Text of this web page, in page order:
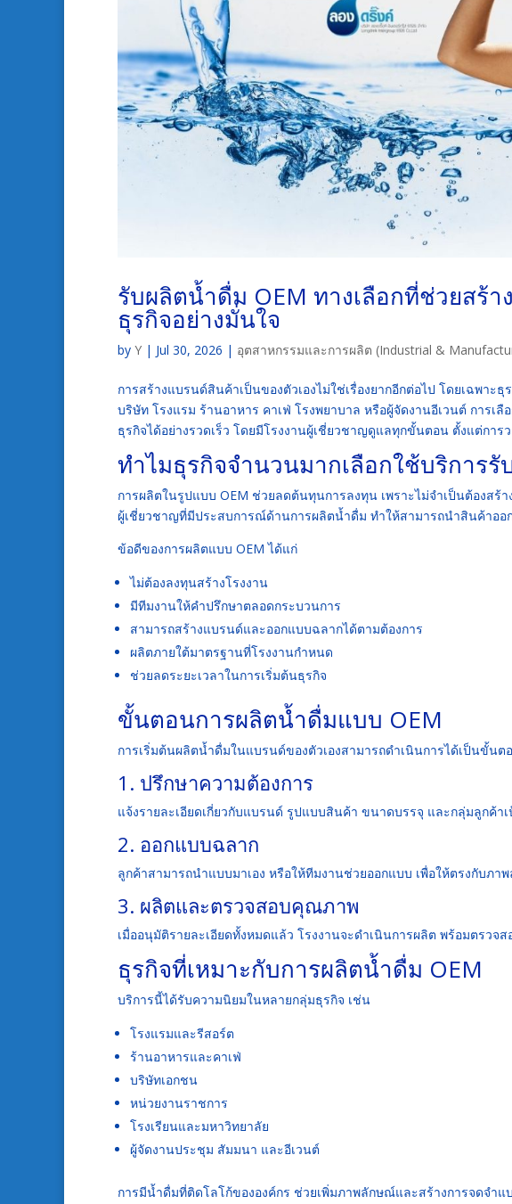
รับผลิตน้ำดื่ม OEM ทางเลือกที่ช่วยสร้
ธุรกิจอย่างมั่นใจ
by Y | Jul 30, 2026 | อุตสาหกรรมและการผลิต (Industrial &
การสร้างแบรนด์สินค้าเป็นของตัวเองไม่ใช่เรื่องยากอีกต่อไป โดยเฉพาะ
บริษัท โรงแรม ร้านอาหาร คาเฟ่ โรงพยาบาล หรือผู้จัดงานอีเวนต์ การเลื
ธุรกิจได้อย่างรวดเร็ว โดยมีโรงงานผู้เชี่ยวชาญดูแลทุกขั้นตอน ตั้งแต่กา
ทำไมธุรกิจจำนวนมากเลือกใช้บริการ
การผลิตในรูปแบบ OEM ช่วยลดต้นทุนการลงทุน เพราะไม่จำเป็นต้องสร้
ผู้เชี่ยวชาญที่มีประสบการณ์ด้านการผลิตน้ำดื่ม ทำให้สามารถนำสินค้าออ
ข้อดีของการผลิตแบบ OEM ได้แก่
ไม่ต้องลงทุนสร้างโรงงาน
มีทีมงานให้คำปรึกษาตลอดกระบวนการ
สามารถสร้างแบรนด์และออกแบบฉลากได้ตามต้องการ
ผลิตภายใต้มาตรฐานที่โรงงานกำหนด
ช่วยลดระยะเวลาในการเริ่มต้นธุรกิจ
ขั้นตอนการผลิตน้ำดื่มแบบ OEM
การเริ่มต้นผลิตน้ำดื่มในแบรนด์ของตัวเองสามารถดำเนินการได้เป็นขั้นต
1. ปรึกษาความต้องการ
แจ้งรายละเอียดเกี่ยวกับแบรนด์ รูปแบบสินค้า ขนาดบรรจุ และกลุ่มลูกค้า
2. ออกแบบฉลาก
ลูกค้าสามารถนำแบบมาเอง หรือให้ทีมงานช่วยออกแบบ เพื่อให้ตรงกับภ
3. ผลิตและตรวจสอบคุณภาพ
เมื่ออนุมัติรายละเอียดทั้งหมดแล้ว โรงงานจะดำเนินการผลิต พร้อมตรว
ธุรกิจที่เหมาะกับการผลิตน้ำดื่ม OEM
บริการนี้ได้รับความนิยมในหลายกลุ่มธุรกิจ เช่น
โรงแรมและรีสอร์ต
ร้านอาหารและคาเฟ่
บริษัทเอกชน
หน่วยงานราชการ
โรงเรียนและมหาวิทยาลัย
ผู้จัดงานประชุม สัมมนา และอีเวนต์
การมีน้ำดื่มที่ติดโลโก้ขององค์กร ช่วยเพิ่มภาพลักษณ์และสร้างการจดจำแ